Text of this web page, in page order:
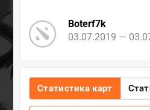
Boterf7k
03.07.2019 —
Статистика карт